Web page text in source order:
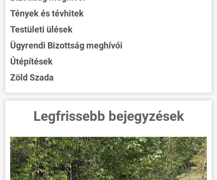
Tények és tévhitek
Testületi ülések
Ügyrendi Bizottság meghívói
Útépítések
Zöld Szada
Legfrissebb bejegyzések